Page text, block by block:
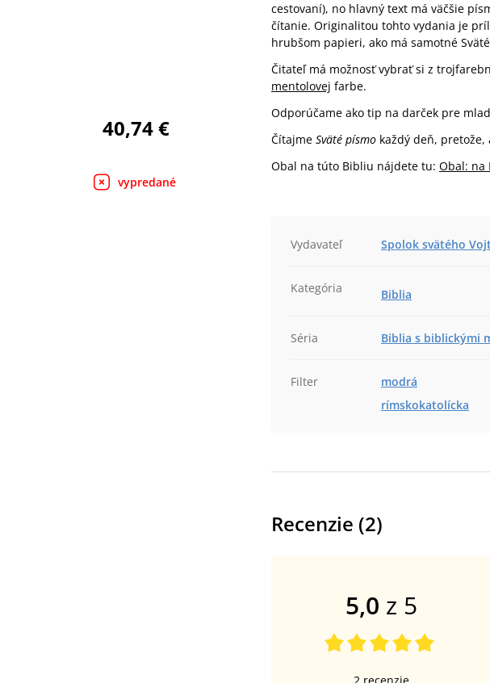
40,74 €
vypredané
cestovaní), no hlavný text má väčšie
čítanie. Originalitou tohto vydania je
hrubšom papieri, ako má samotné
Čitateľ má možnosť vybrať si z
mentolovej farbe.
Odporúčame ako tip na darček pre
Čítajme Sväté písmo každý deň, pretože,
Obal na túto Bibliu nájdete tu: Obal: na
Vydavateľ Spolok svätého
Kategória Biblia
Séria Biblia s biblickými
Filter
modrá
rímskokatolícka
Recenzie (2)
5,0 z 5
2 recenzie